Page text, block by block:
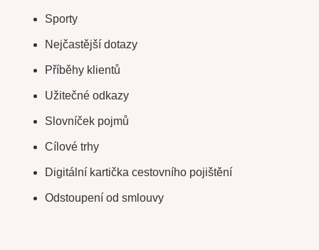
Sporty
Nejčastější dotazy
Příběhy klientů
Užitečné odkazy
Slovníček pojmů
Cílové trhy
Digitální kartička cestovního pojištění
Odstoupení od smlouvy